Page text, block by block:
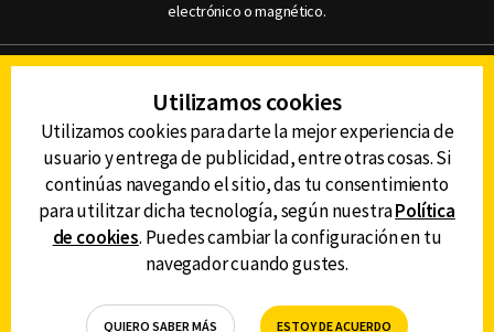
electrónico o magnético.
AVISO DE PRIVACIDAD
AVISO LEGAL
DEFENSORÍA DE LAS AUDIENCIAS
DESCARGA LA APP DE CANAL 6
Utilizamos cookies
Utilizamos cookies para darte la mejor experiencia de
usuario y entrega de publicidad, entre otras cosas. Si
continúas navegando el sitio, das tu consentimiento
para utilitzar dicha tecnología, según nuestraPolítica
de cookies. Puedes cambiar la configuración en tu
navegador cuando gustes.
QUIERO SABER MÁS ESTOY DE ACUERDO